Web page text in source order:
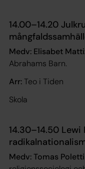
14.00–14.20
Medv: Elisabet
Abrahams Barn.
Arr:Teo i Tiden
Skola
14.30–14.50
Medv: Tomas